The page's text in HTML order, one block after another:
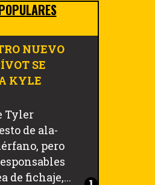
NUEVO
SE
KYLE
Tyler
de ala-
pero
de fichaje,...